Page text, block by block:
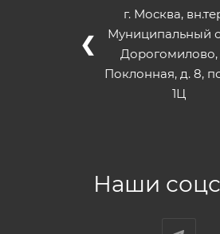
г. Москва,
Муниципальный
Дорогомилово,
Поклонная, д. 8,
1Ц
❮
Наши